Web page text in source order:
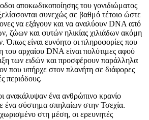
αποκωδικοποίησης του γονιδιώματος
συνεχώς σε βαθμό τέτοιο ώστε
να εξάγουν και να αναλύουν DNA από
ζώων και φυτών ηλικίας χιλιάδων ακόμη
Όπως είναι ευνόητο οι πληροφορίες που
του αρχαίου DNA είναι πολύτιμες αφού
των ειδών και προσφέρουν παράλληλα
που υπήρχε στον πλανήτη σε διάφορες
περιόδους.
ανακάλυψαν ένα ανθρώπινο κρανίο
ένα σύστημα σπηλαίων στην Τσεχία.
στη μέση, οι ερευνητές